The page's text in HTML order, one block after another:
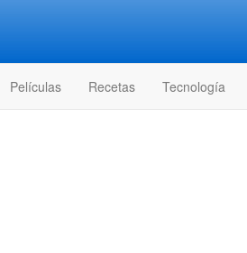
Películas Recetas Tecnología